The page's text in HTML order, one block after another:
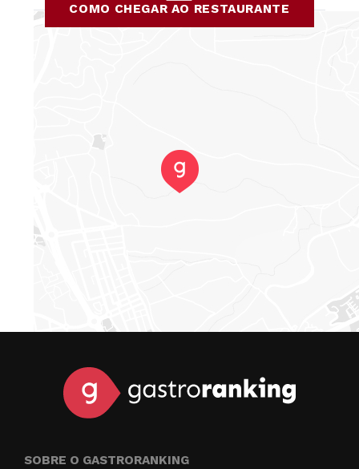
COMO CHEGAR AO RESTAURANTE
SOBRE O GASTRORANKING